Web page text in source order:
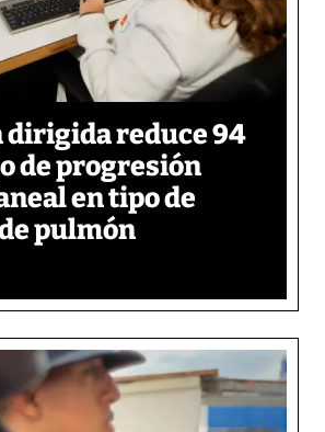
dirigida reduce 94
de progresión
en tipo de
pulmón